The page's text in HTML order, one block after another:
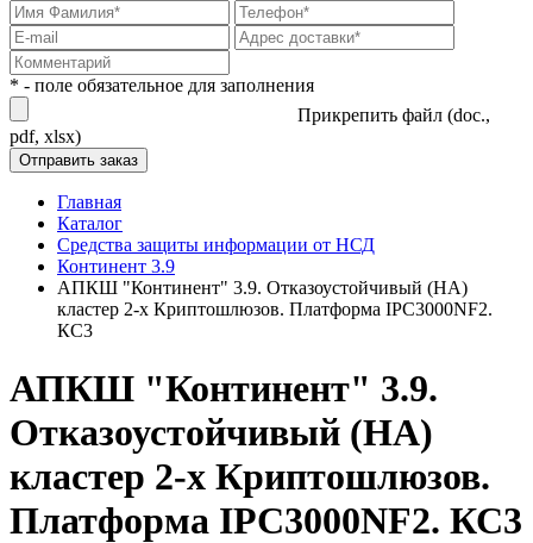
* - поле обязательное для заполнения
Прикрепить файл (doc.,
pdf, xlsx)
Главная
Каталог
Средства защиты информации от НСД
Континент 3.9
АПКШ "Континент" 3.9. Отказоустойчивый (HA)
кластер 2-х Криптошлюзов. Платформа IPC3000NF2.
КС3
АПКШ "Континент" 3.9.
Отказоустойчивый (HA)
кластер 2-х Криптошлюзов.
Платформа IPC3000NF2. КС3